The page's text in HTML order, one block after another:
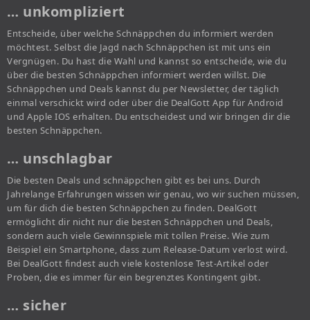
… unkompliziert
Entscheide, über welche Schnäppchen du informiert werden
möchtest. Selbst die Jagd nach Schnäppchen ist mit uns ein
Vergnügen. Du hast die Wahl und kannst so entscheide, wie du
über die besten Schnäppchen informiert werden willst. Die
Schnäppchen und Deals kannst du per Newsletter, der täglich
einmal verschickt wird oder über die DealGott App für Android
und Apple IOS erhalten. Du entscheidest und wir bringen dir die
besten Schnäppchen.
… unschlagbar
Die besten Deals und schnäppchen gibt es bei uns. Durch
Jahrelange Erfahrungen wissen wir genau, wo wir suchen müssen,
um für dich die besten Schnäppchen zu finden. DealGott
ermöglicht dir nicht nur die besten Schnäppchen und Deals,
sondern auch viele Gewinnspiele mit tollen Preise. Wie zum
Beispiel ein Smartphone, dass zum Release-Datum verlost wird.
Bei DealGott findest auch viele kostenlose Test-Artikel oder
Proben, die es immer für ein begrenztes Kontingent gibt.
… sicher